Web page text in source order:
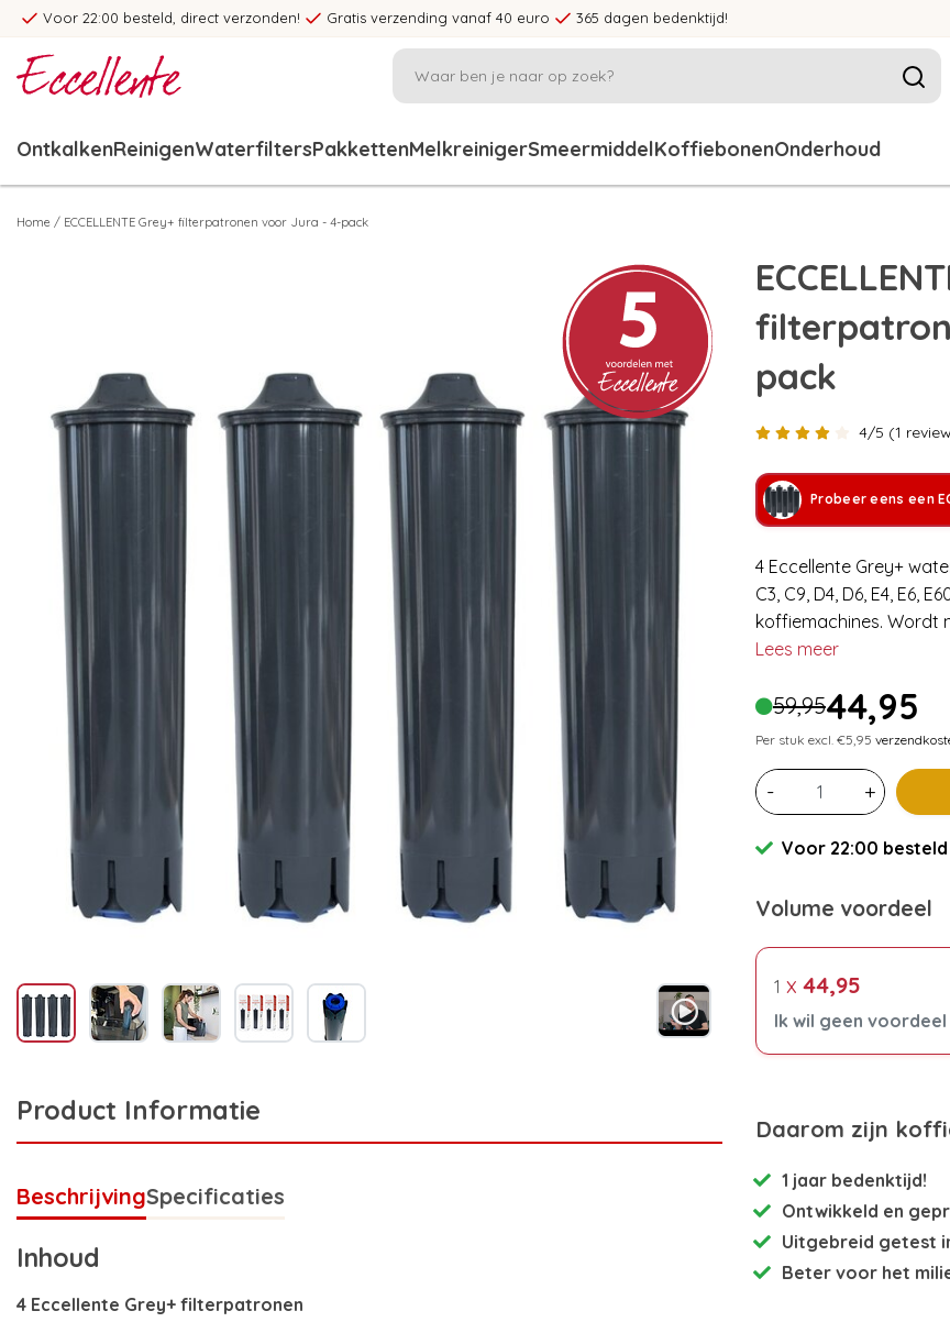
Voor 22:00 besteld, direct verzonden! Gratis verzending vanaf 40 euro 365 dagen bedenktijd!
OntkalkenReinigenWaterfiltersPakkettenMelkreinigerSmeermiddelKoffiebonenOnderhoud
Home / ECCELLENTE Grey+ filterpatronen voor Jura - 4-pack
Product Informatie
BeschrijvingSpecificaties
Inhoud
4 Eccellente Grey+ filterpatronen
pack
4/5 (1
Probeer eens een
4 Eccellente Grey+
C3, C9, D4, D6, E4, E6,
koffiemachines. Wordt
Lees meer
59,9544,95
Per stuk excl. €5,95
- +
Voor 22:00
Volume voordeel
1 x 44,95
Ik wil geen voordeel
Daarom zijn
1 jaar bedenktijd!
Ontwikkeld en
Uitgebreid getest
Beter voor het